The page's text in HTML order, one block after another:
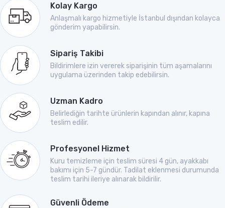
Kolay Kargo
Anlaşmalı kargo hizmetiyle İstanbul dışından kolayca
gönderim yapabilirsin.
Sipariş Takibi
Bildirimlere izin vererek siparişinin tüm aşamalarını
uygulama üzerinden takip edebilirsin.
Uzman Kadro
Belirlediğin tarihte ürünlerin kapından alınır, kapına
teslim edilir.
Profesyonel Hizmet
Kuru temizleme için teslim süresi 4 gün, ayakkabı
bakımı için 5-7 gündür. Tadilat eklenmesi durumunda
teslim tarihi ileriye alınarak bildirilir.
Güvenli Ödeme